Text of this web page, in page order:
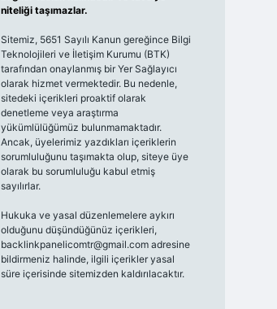
niteliği taşımazlar.
Sitemiz, 5651 Sayılı Kanun gereğince Bilgi
Teknolojileri ve İletişim Kurumu (BTK)
tarafından onaylanmış bir Yer Sağlayıcı
olarak hizmet vermektedir. Bu nedenle,
sitedeki içerikleri proaktif olarak
denetleme veya araştırma
yükümlülüğümüz bulunmamaktadır.
Ancak, üyelerimiz yazdıkları içeriklerin
sorumluluğunu taşımakta olup, siteye üye
olarak bu sorumluluğu kabul etmiş
sayılırlar.
Hukuka ve yasal düzenlemelere aykırı
olduğunu düşündüğünüz içerikleri,
backlinkpanelicomtr@gmail.comadresine
bildirmeniz halinde, ilgili içerikler yasal
süre içerisinde sitemizden kaldırılacaktır.